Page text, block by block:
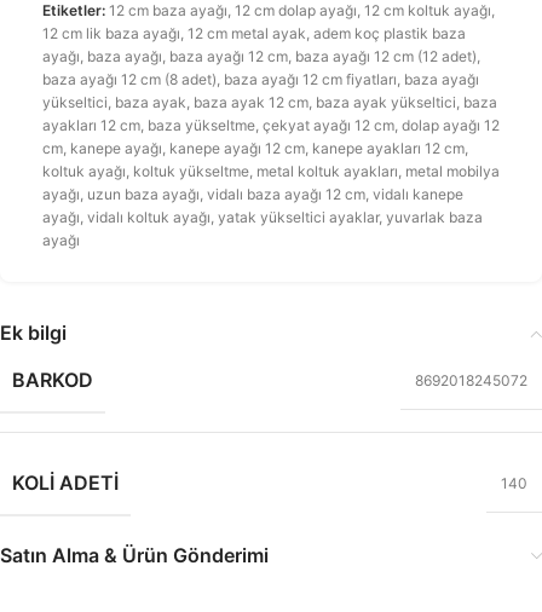
Etiketler: 12 cm baza ayağı, 12 cm dolap ayağı, 12 cm koltuk ayağı,
12 cm lik baza ayağı, 12 cm metal ayak, adem koç plastik baza
ayağı, baza ayağı, baza ayağı 12 cm, baza ayağı 12 cm (12 adet),
baza ayağı 12 cm (8 adet), baza ayağı 12 cm fiyatları, baza ayağı
yükseltici, baza ayak, baza ayak 12 cm, baza ayak yükseltici, baza
ayakları 12 cm, baza yükseltme, çekyat ayağı 12 cm, dolap ayağı 12
cm, kanepe ayağı, kanepe ayağı 12 cm, kanepe ayakları 12 cm,
koltuk ayağı, koltuk yükseltme, metal koltuk ayakları, metal mobilya
ayağı, uzun baza ayağı, vidalı baza ayağı 12 cm, vidalı kanepe
ayağı, vidalı koltuk ayağı, yatak yükseltici ayaklar, yuvarlak baza
ayağı
Ek bilgi
BARKOD
8692018245072
KOLI ADETI 140
Satın Alma & Ürün Gönderimi